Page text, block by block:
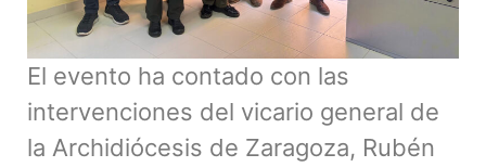
El evento ha contado con las
intervenciones del vicario general de
la Archidiócesis de Zaragoza, Rubén